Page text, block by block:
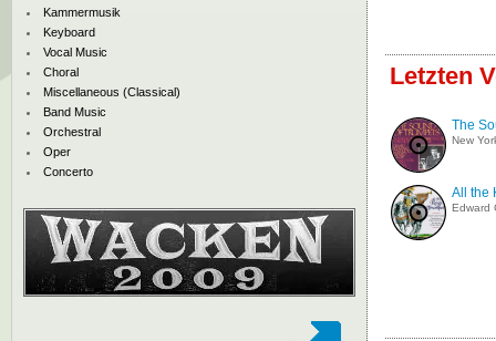
Letzten
The
New
All the
Edward
Kammermusik
Keyboard
Vocal Music
Choral
Miscellaneous (Classical)
Band Music
Orchestral
Oper
Concerto